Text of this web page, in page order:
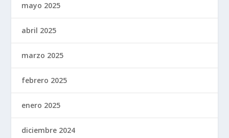
mayo 2025
abril 2025
marzo 2025
febrero 2025
enero 2025
diciembre 2024